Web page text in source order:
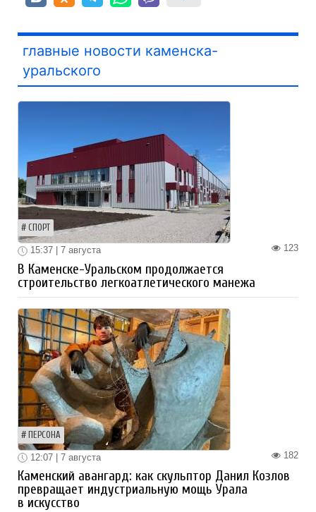
главные новости каменска-
уральского
СПОРТ
123
15:37 | 7 августа
В Каменске-Уральском продолжается
строительство легкоатлетического манежа
ПЕРСОНА
182
12:07 | 7 августа
Каменский авангард: как скульптор Данил Козлов
превращает индустриальную мощь Урала
в искусство